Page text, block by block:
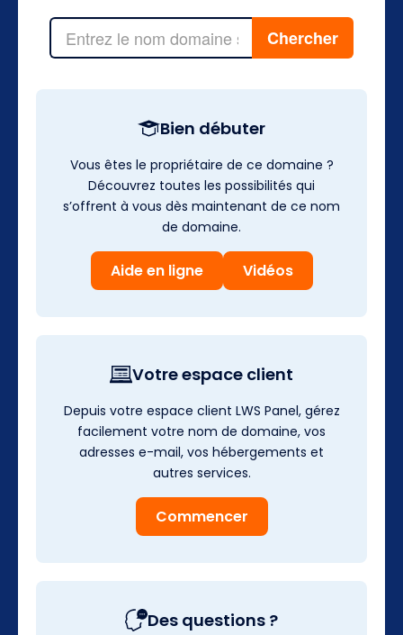
Bien débuter
Vous êtes le propriétaire de ce domaine ?
Découvrez toutes les possibilités qui
s’offrent à vous dès maintenant de ce nom
de domaine.
Aide en ligne Vidéos
Votre espace client
Depuis votre espace client LWS Panel, gérez
facilement votre nom de domaine, vos
adresses e-mail, vos hébergements et
autres services.
Commencer
Des questions ?